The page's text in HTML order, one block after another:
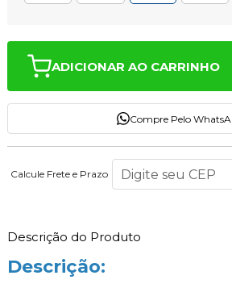
ADICIONAR AO CARRINHO
Compre Pelo
Calcule Frete e Prazo
Descrição do Produto
Descrição: